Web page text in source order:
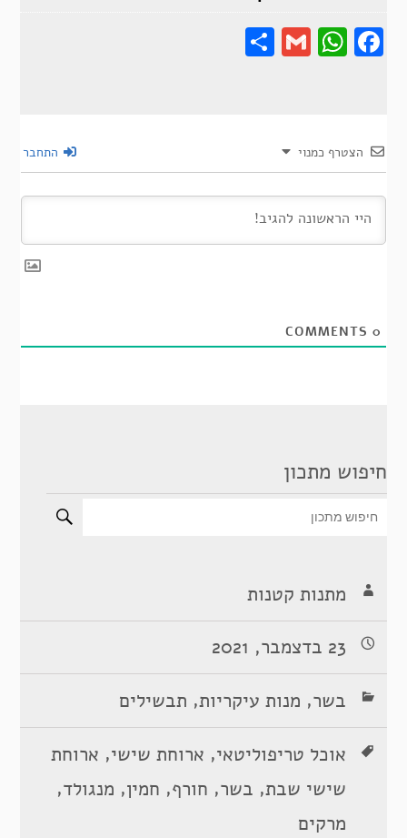
Gmail
Share
הצטרף כמנוי התחבר
0
חיפוש מתכון
מתנות קטנות
23 בדצמבר, 2021
בשר, מנות עיקריות, תבשילים
אוכל טריפוליטאי, ארוחת שישי, ארוחת
שישי שבת, בשר, חורף, חמין, מנגולד,
מרקים